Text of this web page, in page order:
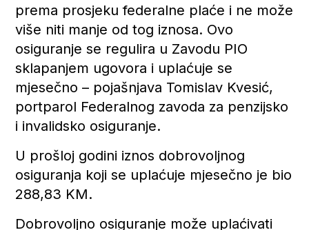
prema prosjeku federalne plaće i ne može
više niti manje od tog iznosa. Ovo
osiguranje se regulira u Zavodu PIO
sklapanjem ugovora i uplaćuje se
mjesečno – pojašnjava Tomislav Kvesić,
portparol Federalnog zavoda za penzijsko
i invalidsko osiguranje.
U prošloj godini iznos dobrovoljnog
osiguranja koji se uplaćuje mjesečno je bio
288,83 KM.
Dobrovoljno osiguranje može uplaćivati